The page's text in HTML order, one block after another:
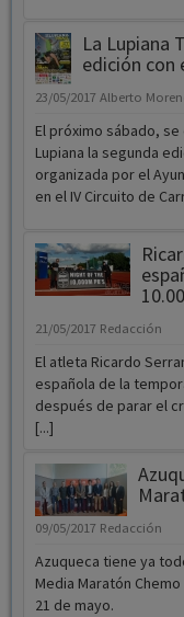
La Lupiana
edición con
23/05/2017 Alberto
El próximo sábado,
Lupiana la segunda
organizada por el
en el IV Circuito de
21/05/2017 Redacción
El atleta Ricardo
española de la
después de parar el
[...]
09/05/2017 Redacción
Azuqueca tiene ya
Media Maratón
21 de mayo.